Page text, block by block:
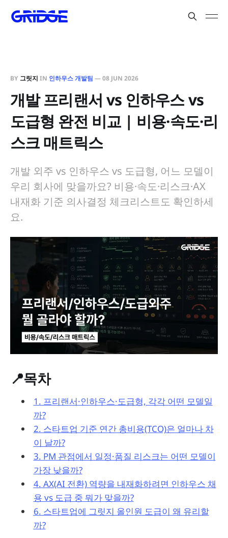
BY 그릿지 IN 인하우스 개발팀 —08 JUN 2026
개발 프리랜서 vs 인하우스 vs
도급형 완전 비교 | 비용·속도·리
스크 매트릭스
개발 외주 vs 인하우스 vs 도급형, 어느 모델이
우리 회사에 맞을까요? 비용·속도·리스크·AX
내재화 기준 의사결정 체크리스트도 확인하세
요.
📍목차
1. 프리랜서·인하우스·도급형, 각각 어떤 모델일
까?
2. 스타트업 기준 연간 총비용(TCO)은 얼마나 차
이 날까?
3. PM 관점에서 일정·품질 리스크는 어떤 모델이
가장 낮을까?
4. AX(AI 전환) 역량을 내재화하려면 인하우스 채
용 vs 도급 중 뭐가 맞을까?
6. 스타트업에 그릿지 올인원 도급이 왜 유리할
까?